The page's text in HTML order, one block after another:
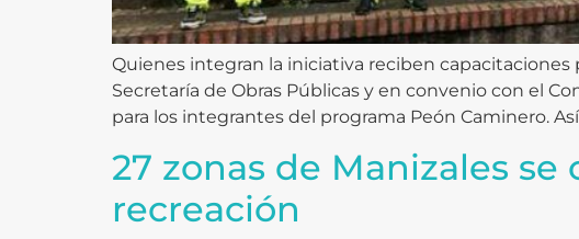
Quienes integran la iniciativa reciben capacitaciones
Secretaría de Obras Públicas y en convenio con el
para los integrantes del programa Peón Caminero. Así
27 zonas de Manizales
recreación